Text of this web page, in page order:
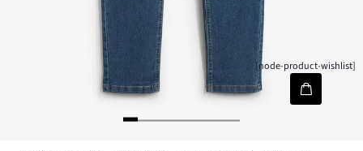
[node-product-wishlist]